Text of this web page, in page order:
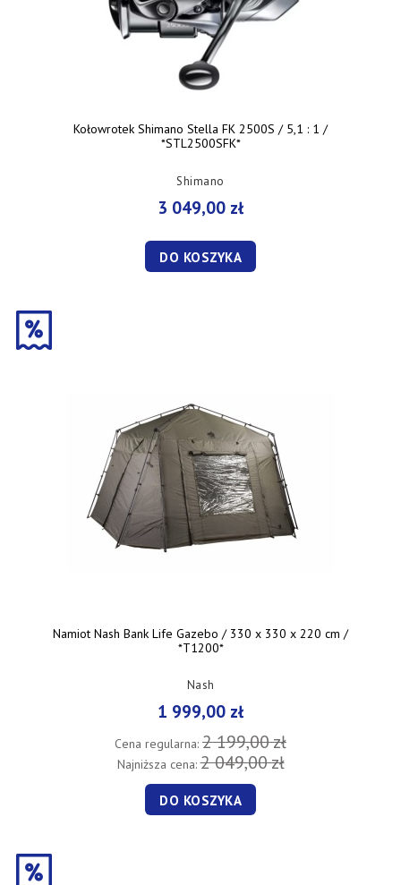
Kołowrotek Shimano Stella FK 2500S / 5,1 : 1 /
*STL2500SFK*
Shimano
3 049,00 zł
DO KOSZYKA
Namiot Nash Bank Life Gazebo / 330 x 330 x 220 cm /
*T1200*
Nash
1 999,00 zł
Cena regularna: 2 199,00 zł
Najniższa cena:2 049,00 zł
DO KOSZYKA